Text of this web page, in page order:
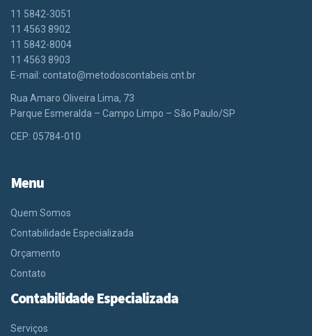
11 5842-3051
11 4563 8902
11 5842-8004
11 4563 8903
E-mail: contato@metodoscontabeis.cnt.br
Rua Amaro Oliveira Lima, 73
Parque Esmeralda – Campo Limpo – São Paulo/SP
CEP: 05784-010
Menu
Quem Somos
Contabilidade Especializada
Orçamento
Contato
Contabilidade Especializada
Serviços